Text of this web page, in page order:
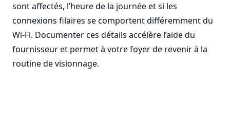
sont affectés, l’heure de la journée et si les
connexions filaires se comportent différemment du
Wi-Fi. Documenter ces détails accélère l’aide du
fournisseur et permet à votre foyer de revenir à la
routine de visionnage.